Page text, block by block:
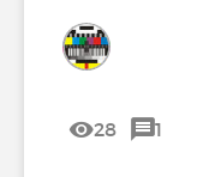
28 1